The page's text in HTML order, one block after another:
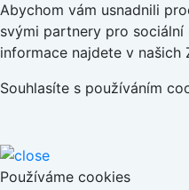
Abychom vám usnadnili
svými partnery pro
informace najdete v našich
Souhlasíte s používáním
Používáme cookies